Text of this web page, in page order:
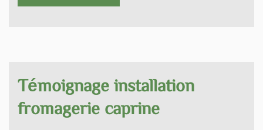
Témoignage installation
fromagerie caprine